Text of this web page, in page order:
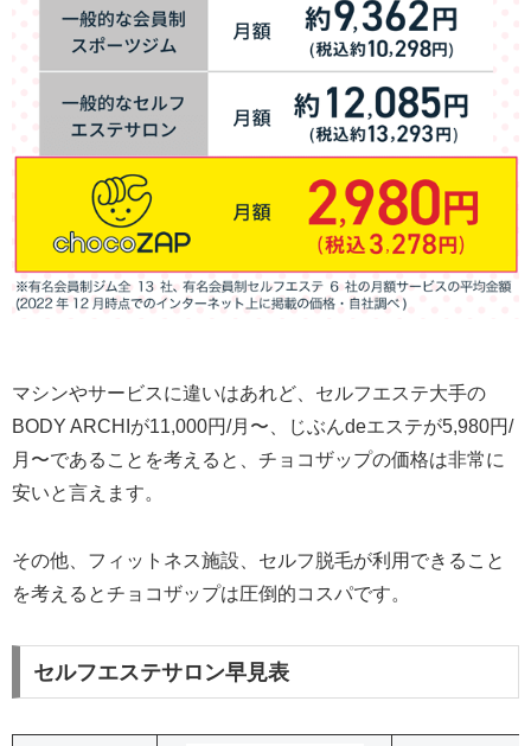
マシンやサービスに違いはあれど、セルフエステ大手の
BODY ARCHIが11,000円/月〜、じぶんdeエステが5,980円/
月〜であることを考えると、チョコザップの価格は非常に
安いと言えます。
その他、フィットネス施設、セルフ脱毛が利用できること
を考えるとチョコザップは圧倒的コスパです。
セルフエステサロン早見表